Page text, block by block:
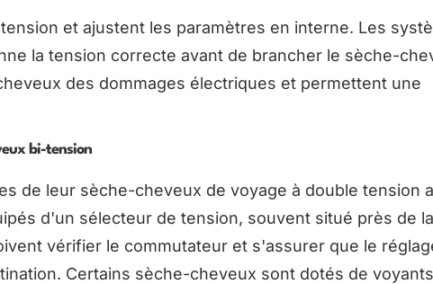
et ajustent les paramètres en interne. Les
la tension correcte avant de brancher le sèche-
des dommages électriques et permettent une
bi-tension
de leur sèche-cheveux de voyage à double tension
d'un sélecteur de tension, souvent situé près de la
vérifier le commutateur et s'assurer que le
Certains sèche-cheveux sont dotés de voyants